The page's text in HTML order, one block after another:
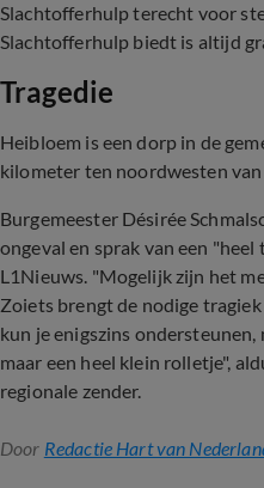
Slachtofferhulp terecht voor
Slachtofferhulp biedt is altijd
Tragedie
Heibloem is een dorp in de
kilometer ten noordwesten
Burgemeester Désirée
ongeval en sprak van een
L1Nieuws. "Mogelijk zijn het
Zoiets brengt de nodige
kun je enigszins
maar een heel klein rolletje",
regionale zender.
Door Redactie Hart van